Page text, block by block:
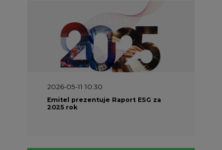
2026-05-11 10:30
Emitel prezentuje Raport ESG za
2025 rok